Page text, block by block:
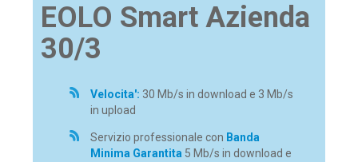
EOLO Smart Azienda
30/3
Velocita': 30 Mb/s in download e 3 Mb/s
in upload
Servizio professionale con Banda
Minima Garantita 5 Mb/s in download e